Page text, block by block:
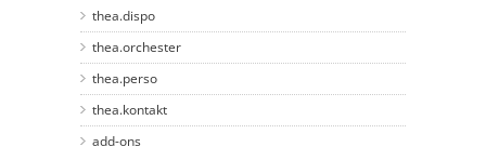
thea.dispo
thea.orchester
thea.perso
thea.kontakt
add-ons